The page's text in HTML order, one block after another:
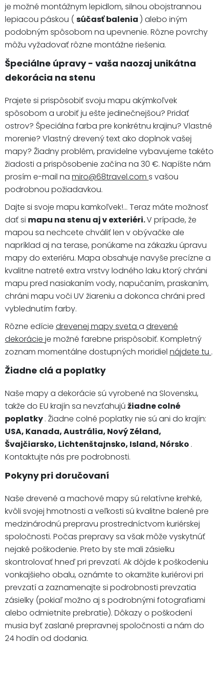
je možné montážnym lepidlom, silnou obojstrannou
lepiacou páskou ( súčasť balenia ) alebo iným
podobným spôsobom na upevnenie. Rôzne povrchy
môžu vyžadovať rôzne montážne riešenia.
Špeciálne úpravy - vaša naozaj unikátna
dekorácia na stenu
Prajete si prispôsobiť svoju mapu akýmkoľvek
spôsobom a urobiť ju ešte jedinečnejšou? Pridať
ostrov? Špeciálna farba pre konkrétnu krajinu? Vlastné
morenie? Vlastný drevený text ako doplnok vašej
mapy? Žiadny problém, pravidelne vybavujeme takéto
žiadosti a prispôsobenie začína na 30 €. Napíšte nám
prosím e-mail na miro@68travel.com s vašou
podrobnou požiadavkou.
Dajte si svoje mapu kamkoľvek!... Teraz máte možnosť
dať si mapu na stenu aj v exteriéri.V prípade, že
mapou sa nechcete chváliť len v obývačke ale
napríklad aj na terase, ponúkame na zákazku úpravu
mapy do exteriéru. Mapa obsahuje navyše precízne a
kvalitne natreté extra vrstvy lodného laku ktorý chráni
mapu pred nasiakaním vody, napučaním, praskaním,
chráni mapu voči UV žiareniu a dokonca chráni pred
vyblednutím farby.
Rôzne edície drevenej mapy sveta a drevené
dekorácie je možné farebne prispôsobiť. Kompletný
zoznam momentálne dostupných moridiel nájdete tu .
Žiadne clá a poplatky
Naše mapy a dekorácie sú vyrobené na Slovensku,
takže do EU krajín sa nevzťahujú žiadne colné
poplatky. Žiadne colné poplatky nie sú ani do krajín:
USA, Kanada, Austrália, Nový Zéland,
Švajčiarsko, Lichtenštajnsko, Island, Nórsko .
Kontaktujte nás pre podrobnosti.
Pokyny pri doručovaní
Naše drevené a machové mapy sú relatívne krehké,
kvôli svojej hmotnosti a veľkosti sú kvalitne balené pre
medzinárodnú prepravu prostredníctvom kuriérskej
spoločnosti. Počas prepravy sa však môže vyskytnúť
nejaké poškodenie. Preto by ste mali zásielku
skontrolovať hneď pri prevzatí. Ak dôjde k poškodeniu
vonkajšieho obalu, oznámte to okamžite kuriérovi pri
prevzatí a zaznamenajte si podrobnosti prevzatia
zásielky (pokiaľ možno aj s podrobnými fotografiami
alebo odmietnite prebratie). Dôkazy o poškodení
musia byť zaslané prepravnej spoločnosti a nám do
24 hodín od dodania.